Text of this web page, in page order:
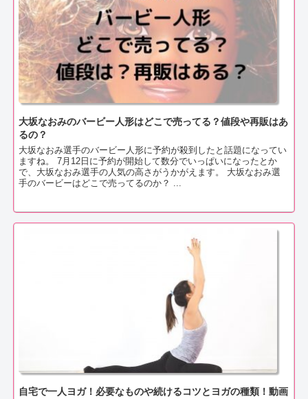
大坂なおみのバービー人形はどこで売ってる？値段や再販はあ
るの？
大坂なおみ選手のバービー人形に予約が殺到したと話題になってい
ますね。 7月12日に予約が開始して数分でいっぱいになったとか
で、大坂なおみ選手の人気の高さがうかがえます。 大坂なおみ選
手のバービーはどこで売ってるのか？ ...
自宅で一人ヨガ！必要なものや続けるコツとヨガの種類！動画